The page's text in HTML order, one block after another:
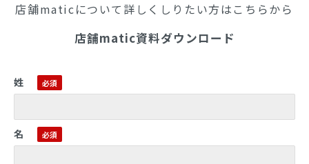
店舗maticについて詳しくしりたい方はこちらから
店舗matic資料ダウンロード
姓
名